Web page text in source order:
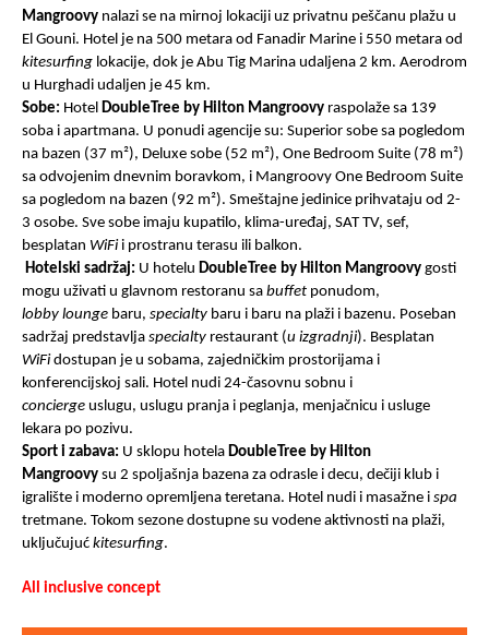
Mangroovy nalazi se na mirnoj lokaciji uz privatnu peščanu plažu u
El Gouni. Hotel je na 500 metara od Fanadir Marine i 550 metara od
kitesurfing lokacije, dok je Abu Tig Marina udaljena 2 km. Aerodrom
u Hurghadi udaljen je 45 km.
Sobe: Hotel DoubleTree by Hilton Mangroovy raspolaže sa 139
soba i apartmana. U ponudi agencije su: Superior sobe sa pogledom
na bazen (37 m²), Deluxe sobe (52 m²), One Bedroom Suite (78 m²)
sa odvojenim dnevnim boravkom, i Mangroovy One Bedroom Suite
sa pogledom na bazen (92 m²). Smeštajne jedinice prihvataju od 2-
3 osobe. Sve sobe imaju kupatilo, klima-uređaj, SAT TV, sef,
besplatan WiFii prostranu terasu ili balkon.
Hotelski sadržaj: U hotelu DoubleTree by Hilton Mangroovy gosti
mogu uživati u glavnom restoranu sa buffet ponudom,
lobby lounge baru, specialty baru i baru na plaži i bazenu. Poseban
sadržaj predstavlja specialty restaurant (u izgradnji). Besplatan
WiFidostupan je u sobama, zajedničkim prostorijama i
konferencijskoj sali. Hotel nudi 24-časovnu sobnu i
concierge uslugu, uslugu pranja i peglanja, menjačnicu i usluge
lekara po pozivu.
Sport i zabava: U sklopu hotela DoubleTree by Hilton
Mangroovy su 2 spoljašnja bazena za odrasle i decu, dečiji klub i
igralište i moderno opremljena teretana. Hotel nudi i masažne i spa
tretmane. Tokom sezone dostupne su vodene aktivnosti na plaži,
uključujuć kitesurfing.
All inclusive concept